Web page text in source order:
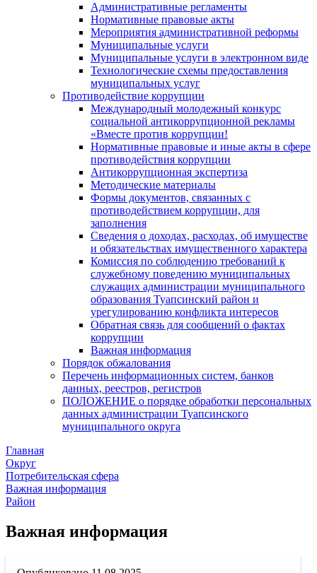
Административные регламенты
Нормативные правовые акты
Мероприятия административной реформы
Муниципальные услуги
Муниципальные услуги в электронном виде
Технологические схемы предоставления
муниципальных услуг
Противодействие коррупции
Международный молодежный конкурс
социальной антикоррупционной рекламы
«Вместе против коррупции!
Нормативные правовые и иные акты в сфере
противодействия коррупции
Антикоррупционная экспертиза
Методические материалы
Формы документов, связанных с
противодействием коррупции, для
заполнения
Сведения о доходах, расходах, об имуществе
и обязательствах имущественного характера
Комиссия по соблюдению требований к
служебному поведению муниципальных
служащих администрации муниципального
образования Туапсинский район и
урегулированию конфликта интересов
Обратная связь для сообщений о фактах
коррупции
Важная информация
Порядок обжалования
Перечень информационных систем, банков
данных, реестров, регистров
ПОЛОЖЕНИЕ о порядке обработки персональных
данных администрации Туапсинского
муниципального округа
Главная
Округ
Потребительская сфера
Важная информация
Район
Важная информация